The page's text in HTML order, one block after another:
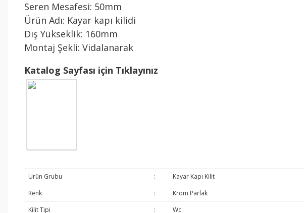
Seren Mesafesi: 50mm
Ürün Adı: Kayar kapı kilidi
Dış Yükseklik: 160mm
Montaj Şekli: Vidalanarak
Katalog Sayfası için Tıklayınız
Ürün Grubu :
Kayar Kapı Kilit
Renk
:
Krom Parlak
Kilit Tipi
:
Wc